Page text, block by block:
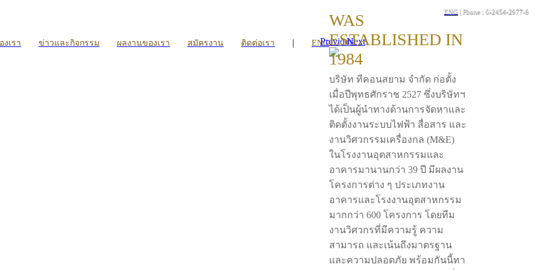
ENG | Phone : 0-2454-2977-9
งเรา ข่าวและกิจกรรม ผลงานของเรา สมัครงาน ติดต่อเรา | ENGPreviousNext
WAS
ESTABLISHED IN
1984
บริษัท ทีคอนสยาม จำกัด ก่อตั้ง
เมื่อปีพุทธศักราช 2527 ซึ่งบริษัทฯ
ได้เป็นผู้นำทางด้านการจัดหาและ
ติดตั้งงานระบบไฟฟ้า สื่อสาร และ
งานวิศวกรรมเครื่องกล (M&E)
ในโรงงานอุตสาหกรรมและ
อาคารมานานกว่า 39 ปี มีผลงาน
โครงการต่าง ๆ ประเภทงาน
อาคารและโรงงานอุตสาหกรรม
มากกว่า 600 โครงการ โดยทีม
งานวิศวกรที่มีความรู้ ความ
สามารถ และเน้นถึงมาตรฐาน
และความปลอดภัย พร้อมกันนี้ทา